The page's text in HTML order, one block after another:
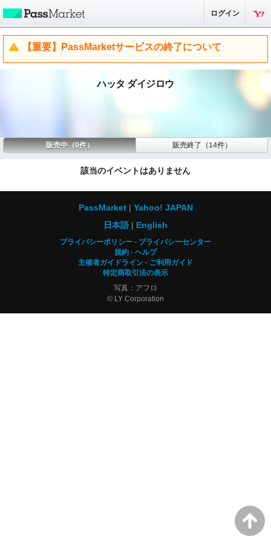
ログイン
【重要】PassMarketサービスの終了について
ハッタ ダイジロウ
販売中（0件） 販売終了（14件）
該当のイベントはありません
PassMarket
Yahoo! JAPAN
日本語
English
プライバシーポリシー
プライバシーセンター
規約
ヘルプ
主催者ガイドライン
ご利用ガイド
特定商取引法の表示
写真：アフロ
© LY Corporation